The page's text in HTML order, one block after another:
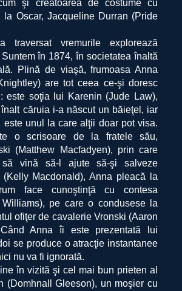
şi creatoarea de costume cu
la Oscar, Jacqueline Durran (Pride
traversat vremurile explorează
în 1874, în societatea înaltă
Plină de viaşă, frumoasa Anna
are tot ceea ce-şi doresc
este soţia lui Karenin (Jude Law),
căruia i-a născut un băieţel, iar
este unul la care alţii doar pot visa.
o scrisoare de la fratele său,
(Matthew Macfadyen), prin care
vină să-l ajute să-şi salveze
Macdonald), Anna pleacă la
face cunoştinţă cu contesa
pe care o condusese la
ofiţer de cavalerie Vronski (Aaron
Când Anna îi este prezentată lui
se produce o atracţie instantanee
nu va fi ignorată.
în vizită şi cel mai bun prieten al
(Domhnall Gleeson), un moşier cu